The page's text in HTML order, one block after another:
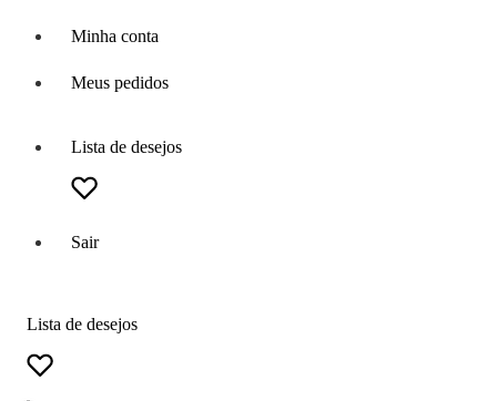
Minha conta
Meus pedidos
Lista de desejos
Sair
Lista de desejos